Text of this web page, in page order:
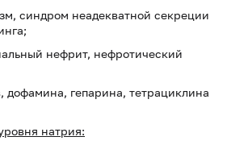
синдром неадекватной секреции
нефрит, нефротический
дофамина, гепарина, тетрациклина
натрия: